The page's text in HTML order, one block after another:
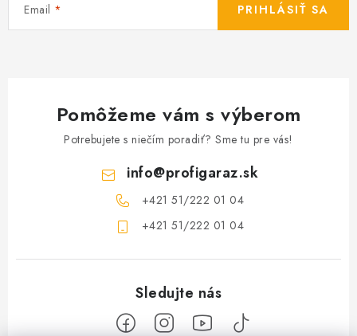
Email PRIHLÁSIŤ SA
Pomôžeme vám s výberom
Potrebujete s niečím poradiť? Sme tu pre vás!
info@profigaraz.sk
+421 51/222 01 04
+421 51/222 01 04